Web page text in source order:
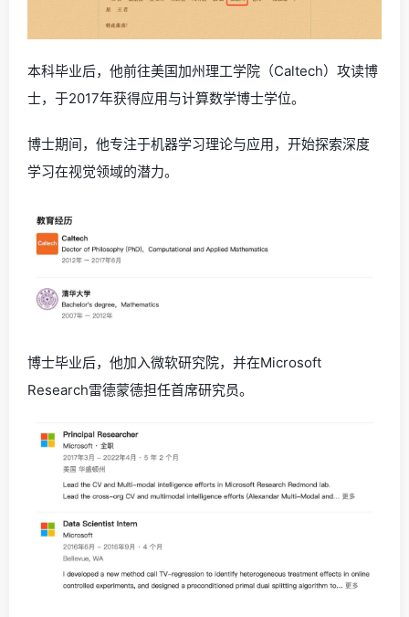
本科毕业后，他前往美国加州理工学院（Caltech）攻读博
士，于2017年获得应用与计算数学博士学位。
博士期间，他专注于机器学习理论与应用，开始探索深度
学习在视觉领域的潜力。
博士毕业后，他加入微软研究院，并在Microsoft
Research雷德蒙德担任首席研究员。